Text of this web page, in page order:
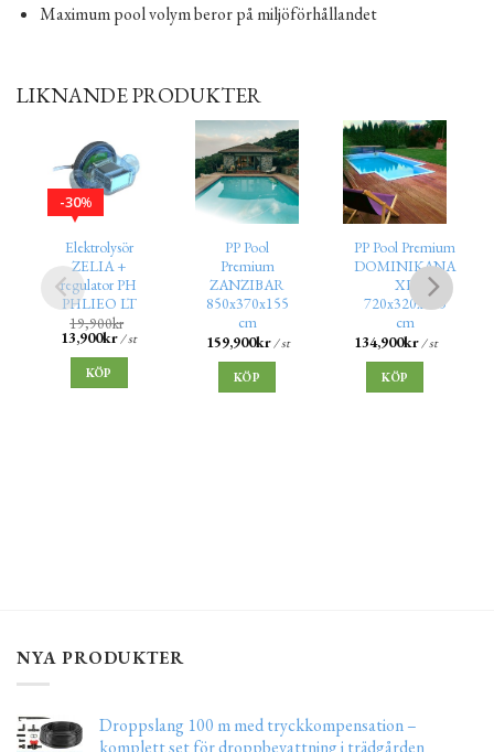
Maximum pool volym beror på miljöförhållandet
LIKNANDE PRODUKTER
%
30
Elektrolysör
ZELIA +
regulator PH
PHLIEO LT
19,900kr
13,900kr / st
KÖP
PP Pool
Premium
ZANZIBAR
850x370x155
cm
159,900kr/ st
KÖP
PP Pool Premium
DOMINIKANA
XL
720x320x155
cm
134,900kr / st
KÖP
NYA PRODUKTER
Droppslang 100 m med tryckkompensation –